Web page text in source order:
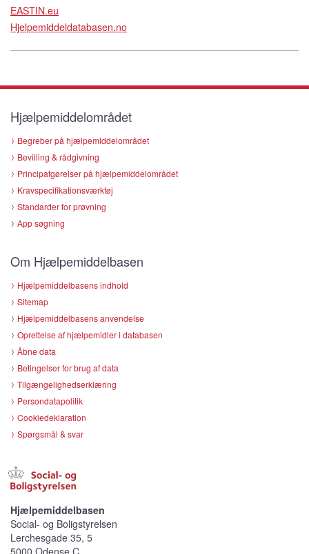
EASTIN.eu
Hjelpemiddeldatabasen.no
Hjælpemiddelområdet
Begreber på hjælpemiddelområdet
Bevilling & rådgivning
Principafgørelser på hjælpemiddelområdet
Kravspecifikationsværktøj
Standarder for prøvning
App søgning
Om Hjælpemiddelbasen
Hjælpemiddelbasens indhold
Sitemap
Hjælpemiddelbasens anvendelse
Oprettelse af hjælpemidler i databasen
Åbne data
Betingelser for brug af data
Tilgængelighedserklæring
Persondatapolitik
Cookiedeklaration
Spørgsmål & svar
Hjælpemiddelbasen
Social- og Boligstyrelsen
Lerchesgade 35, 5